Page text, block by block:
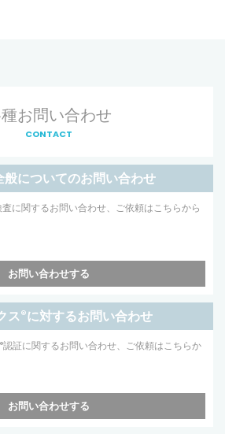
お問い合わせ
CONTACT
般についてのお問い合わせ
に関するお問い合わせ、ご依頼はこちらから
お問い合わせする
ス®に対するお問い合わせ
®認証に関するお問い合わせ、ご依頼はこちらか
お問い合わせする